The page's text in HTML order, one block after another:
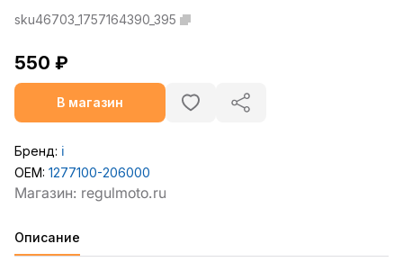
sku46703_1757164390_395
550 ₽
В магазин
Бренд: ℹ️
OEM: 1277100-206000
Описание